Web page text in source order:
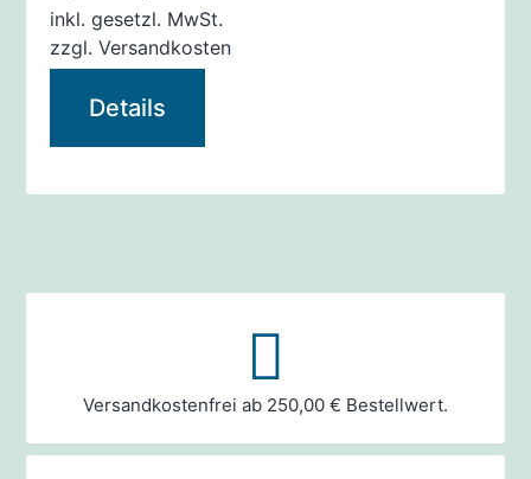
Preis
war:
Preis
ist:
inkl. gesetzl. MwSt.
zzgl.Versandkosten
Details
Versandkostenfrei ab 250,00 € Bestellwert.